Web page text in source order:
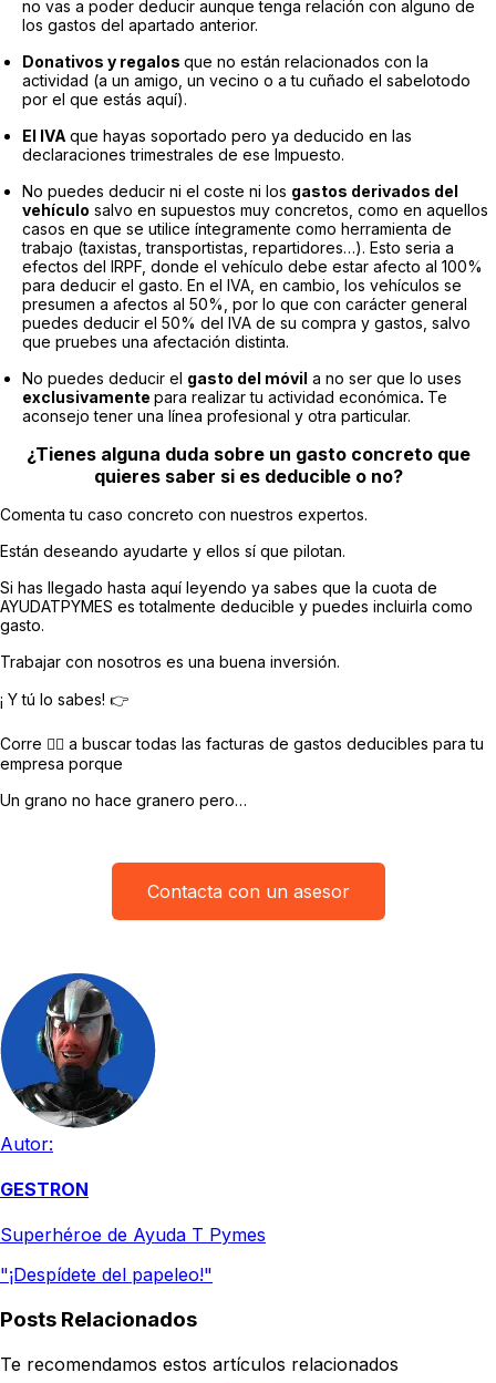
no vas a poder deducir aunque tenga relación con alguno de
los gastos del apartado anterior.
Donativos y regalos que no están relacionados con la
actividad (a un amigo, un vecino o a tu cuñado el sabelotodo
por el que estás aquí).
El IVA que hayas soportado pero ya deducido en las
declaraciones trimestrales de ese Impuesto.
No puedes deducir ni el coste ni los gastos derivados del
vehículo salvo en supuestos muy concretos, como en aquellos
casos en que se utilice íntegramente como herramienta de
trabajo (taxistas, transportistas, repartidores…). Esto seria a
efectos del IRPF, donde el vehículo debe estar afecto al 100%
para deducir el gasto. En el IVA, en cambio, los vehículos se
presumen a afectos al 50%, por lo que con carácter general
puedes deducir el 50% del IVA de su compra y gastos, salvo
que pruebes una afectación distinta.
No puedes deducir el gasto del móvil a no ser que lo uses
exclusivamente para realizar tu actividad económica. Te
aconsejo tener una línea profesional y otra particular.
¿Tienes alguna duda sobre un gasto concreto que
quieres saber si es deducible o no?
Comenta tu caso concreto con nuestros expertos.
Están deseando ayudarte y ellos sí que pilotan.
Si has llegado hasta aquí leyendo ya sabes que la cuota de
AYUDATPYMES es totalmente deducible y puedes incluirla como
gasto.
Trabajar con nosotros es una buena inversión.
¡ Y tú lo sabes! 👉
Corre 🏃‍♂️ a buscar todas las facturas de gastos deducibles para tu
empresa porque
Un grano no hace granero pero…
Contacta con un asesor
Autor:
GESTRON
Superhéroe de Ayuda T Pymes
"¡Despídete del papeleo!"
Posts Relacionados
Te recomendamos estos artículos relacionados